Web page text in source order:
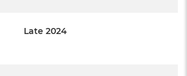
opakowanie
Late 2024